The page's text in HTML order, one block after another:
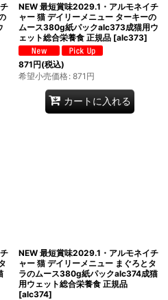
NEW 最短賞味2029.1・アルモネイチ
ャー 猫 デイリーメニュー ターキーの
ムース380g紙パックalc373成猫用ウ
ェット総合栄養食 正規品 [alc373]
871円(税込)
希望小売価格: 871 円
カートに入れる
NEW 最短賞味2029.1・アルモネイチ
ャー 猫 デイリーメニュー まぐろとタ
ラのムース380g紙パックalc374成猫
用ウェット総合栄養食 正規品
[alc374]